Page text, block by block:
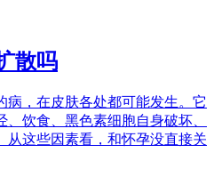
散吗
病，在皮肤各处都可能发生。它
饮食、黑色素细胞自身破坏、
从这些因素看，和怀孕没直接关